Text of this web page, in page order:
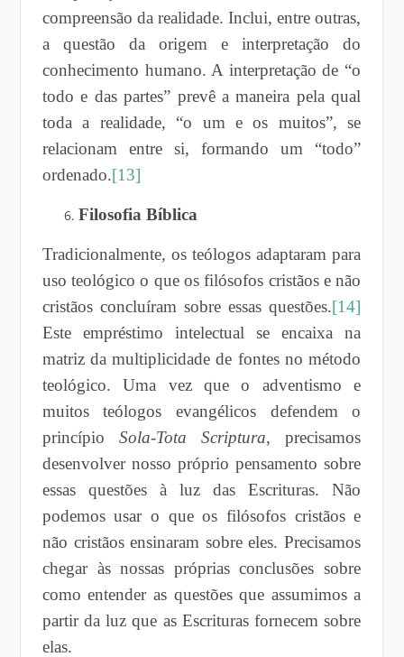
compreensão da realidade. Inclui, entre outras,
a questão da origem e interpretação do
conhecimento humano. A interpretação de “o
todo e das partes” prevê a maneira pela qual
toda a realidade, “o um e os muitos”, se
relacionam entre si, formando um “todo”
ordenado.[13]
Filosofia Bíblica
Tradicionalmente, os teólogos adaptaram para
uso teológico o que os filósofos cristãos e não
cristãos concluíram sobre essas questões.[14]
Este empréstimo intelectual se encaixa na
matriz da multiplicidade de fontes no método
teológico. Uma vez que o adventismo e
muitos teólogos evangélicos defendem o
princípio Sola-Tota Scriptura, precisamos
desenvolver nosso próprio pensamento sobre
essas questões à luz das Escrituras. Não
podemos usar o que os filósofos cristãos e
não cristãos ensinaram sobre eles. Precisamos
chegar às nossas próprias conclusões sobre
como entender as questões que assumimos a
partir da luz que as Escrituras fornecem sobre
elas.